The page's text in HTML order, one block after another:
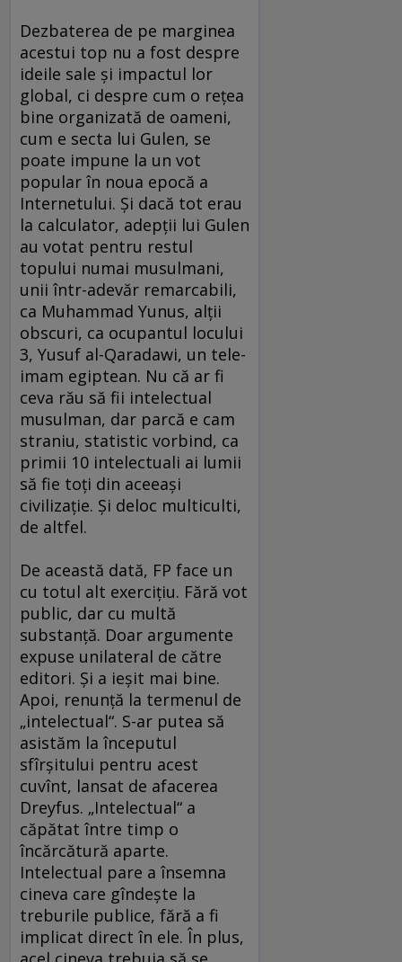
Dezbaterea de pe marginea
acestui top nu a fost despre
ideile sale şi impactul lor
global, ci despre cum o reţea
bine organizată de oameni,
cum e secta lui Gulen, se
poate impune la un vot
popular în noua epocă a
Internetului. Şi dacă tot erau
la calculator, adepţii lui Gulen
au votat pentru restul
topului numai musulmani,
unii într-adevăr remarcabili,
ca Muhammad Yunus, alţii
obscuri, ca ocupantul locului
3, Yusuf al-Qaradawi, un tele-
imam egiptean. Nu că ar fi
ceva rău să fii intelectual
musulman, dar parcă e cam
straniu, statistic vorbind, ca
primii 10 intelectuali ai lumii
să fie toţi din aceeaşi
civilizaţie. Şi deloc multiculti,
de altfel.
De această dată, FP face un
cu totul alt exerciţiu. Fără vot
public, dar cu multă
substanţă. Doar argumente
expuse unilateral de către
editori. Şi a ieşit mai bine.
Apoi, renunţă la termenul de
„intelectual“. S-ar putea să
asistăm la începutul
sfîrşitului pentru acest
cuvînt, lansat de afacerea
Dreyfus. „Intelectual“ a
căpătat între timp o
încărcătură aparte.
Intelectual pare a însemna
cineva care gîndeşte la
treburile publice, fără a fi
implicat direct în ele. În plus,